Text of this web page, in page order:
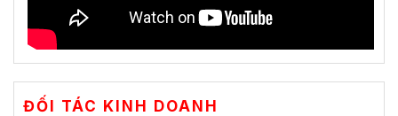
ĐỐI TÁC KINH DOANH